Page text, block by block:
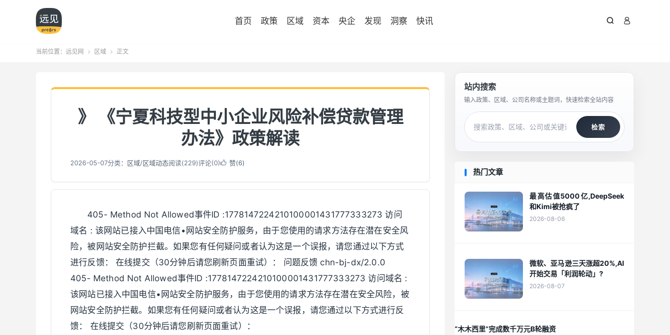
首页 政策 区域 资本 央企 发现 洞察 快讯  
当前位置： 远见网  区域  正文
》 《宁夏科技型中小企业风险补偿贷款管理
办法》政策解读
2026-05-07分类： 区域/区域动态阅读(230)评论(0) 赞(6)
405- Method Not Allowed事件ID :1778147224210100001431777333273 访问
域名 : 该网站已接入中国电信•网站安全防护服务，由于您使用的请求方法存在潜在安全风
险，被网站安全防护拦截。如果您有任何疑问或者认为这是一个误报，请您通过以下方式
进行反馈： 在线提交（30分钟后请您刷新页面重试）： 问题反馈 chn-bj-dx/2.0.0
405- Method Not Allowed事件ID :1778147224210100001431777333273 访问域名 :
该网站已接入中国电信•网站安全防护服务，由于您使用的请求方法存在潜在安全风险，被
网站安全防护拦截。如果您有任何疑问或者认为这是一个误报，请您通过以下方式进行反
馈： 在线提交（30分钟后请您刷新页面重试）：
站内搜索
输入政策、区域、公司名称或主题词，快速检索全站内容
检索
热门文章
最高估值5000亿,DeepSeek
和Kimi被抢疯了
2026-08-06
微软、亚马逊三天涨超20%,AI
开始交易「利润轮动」?
2026-08-07
“木木西里”完成数千万元B轮融资